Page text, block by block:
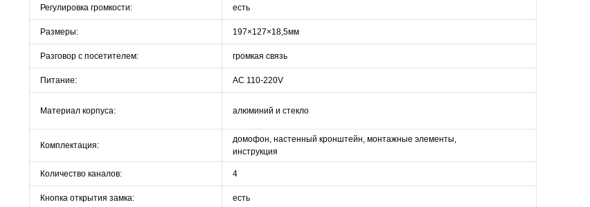
Регулировка громкости: есть
Размеры: 197×127×18,5мм
Разговор с посетителем: громкая связь
Питание: AC 110-220V
Материал корпуса: алюминий и стекло
Комплектация:
домофон, настенный кронштейн, монтажные элементы,
инструкция
Количество каналов: 4
Кнопка открытия замка: есть